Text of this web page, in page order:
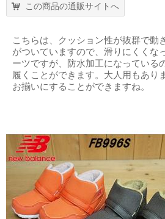
この商品の通販サイトへ
こちらは、クッション性が抜群で動
がついていますので、滑りにくくな
ーツですが、防水加工になっている
履くことができます。大人用もあり
お揃いにすることができますね。